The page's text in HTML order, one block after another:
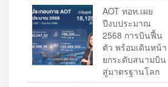
AOT ทอท.เผย
ปีงบประมาณ
2568 การบินฟื้น
ตัว พร้อมเดินหน้า
ยกระดับสนามบิน
สู่มาตรฐานโลก